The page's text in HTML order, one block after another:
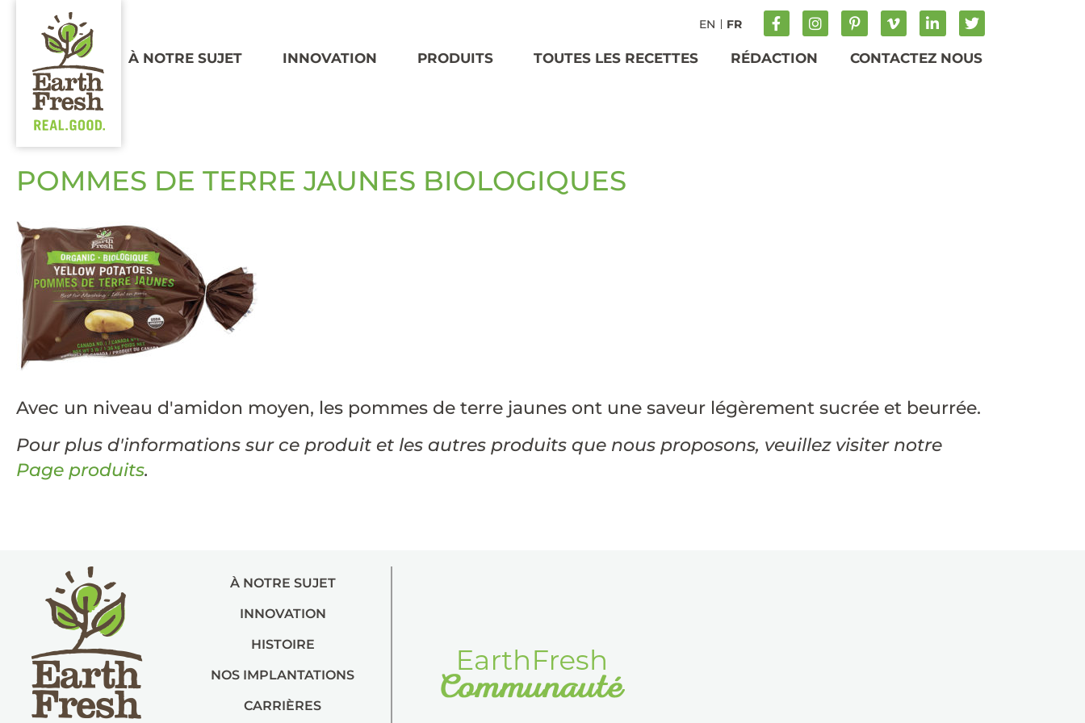
EN FR
À NOTRE SUJET INNOVATION PRODUITS TOUTES LES RECETTES RÉDACTION CONTACTEZ NOUS
POMMES DE TERRE JAUNES BIOLOGIQUES
Avec un niveau d'amidon moyen, les pommes de terre jaunes ont une saveur légèrement sucrée et beurrée.
Pour plus d'informations sur ce produit et les autres produits que nous proposons, veuillez visiter notre
Page produits.
À NOTRE SUJET
INNOVATION
HISTOIRE
NOS IMPLANTATIONS
CARRIÈRES